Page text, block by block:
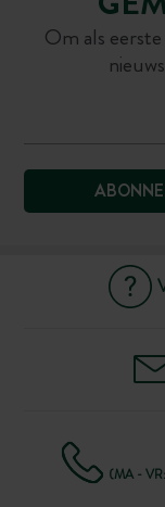
Om als
(MA -